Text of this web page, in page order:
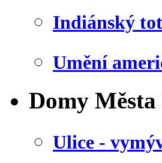
Indiánský
Umění
Domy
Ulice -